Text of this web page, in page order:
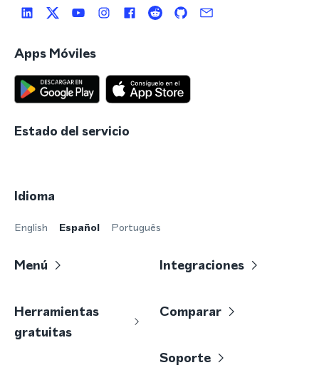
Apps Móviles
Estado del servicio
Idioma
English Español Português
Menú Integraciones
Herramientas
gratuitas
Comparar
Soporte